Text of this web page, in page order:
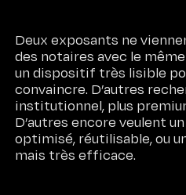
Deux exposants ne
des notaires avec le
un dispositif très lisible
convaincre. D’autres
institutionnel, plus
D’autres encore veulent
optimisé, réutilisable, ou
mais très efficace.